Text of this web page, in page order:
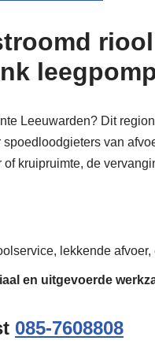
Leeuwarden? Dit
spoedloodgieters van
kruipruimte, de
lekkende afvoer,
en uitgevoerde
085-7608808